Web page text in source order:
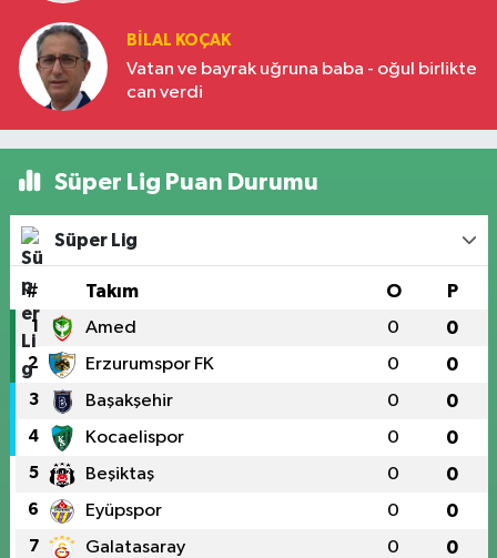
BILAL KOÇAK
Vatan ve bayrak uğruna baba - oğul birlikte
can verdi
Süper Lig Puan Durumu
Süper Lig
# Takım O P
1 Amed 0 0
2 Erzurumspor FK 0 0
3 Başakşehir 0 0
4 Kocaelispor 0 0
5 Beşiktaş 0 0
6 Eyüpspor 0 0
7 Galatasaray 0 0